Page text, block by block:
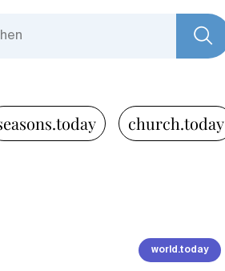
church.today
world.today